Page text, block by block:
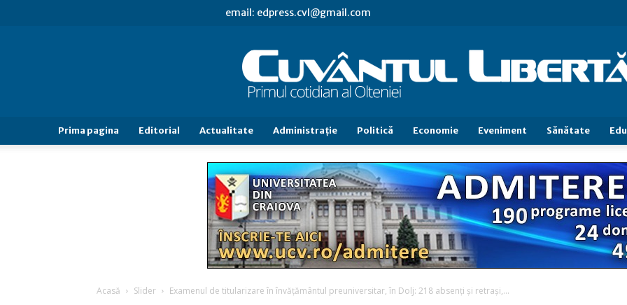
email: edpress.cvl@gmail.com
Cuvântul
Libertăţii
Prima pagina Editorial Actualitate Administraţie Politică Economie Eveniment Sănătate
Acasă Slider Examenul de titularizare în învăţământul preuniversitar, în Dolj: 218 absenţi și retrași,...